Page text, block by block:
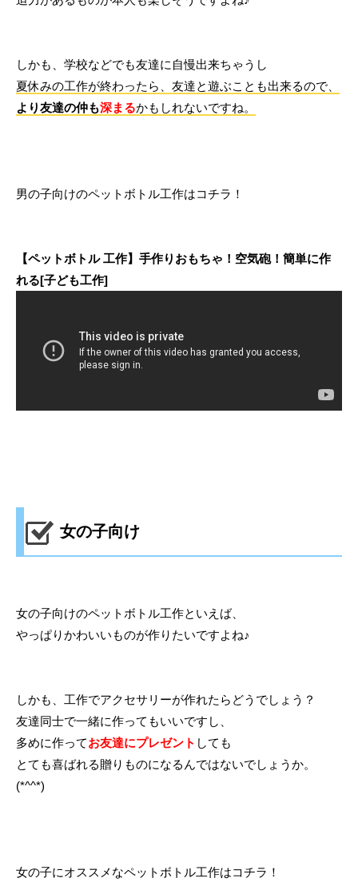
しかも、学校などでも友達に自慢出来ちゃうし
夏休みの工作が終わったら、友達と遊ぶことも出来るので、
より友達の仲も深まるかもしれないですね。
男の子向けのペットボトル工作はコチラ！
【ペットボトル 工作】手作りおもちゃ！空気砲！簡単に作
れる[子ども工作]
女の子向け
女の子向けのペットボトル工作といえば、
やっぱりかわいいものが作りたいですよね♪
しかも、工作でアクセサリーが作れたらどうでしょう？
友達同士で一緒に作ってもいいですし、
多めに作ってお友達にプレゼント しても
とても喜ばれる贈りものになるんではないでしょうか。
(*^^*)
女の子にオススメなペットボトル工作はコチラ！